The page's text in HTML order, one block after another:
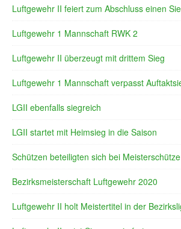
Luftgewehr II feiert zum Abschluss einen
Luftgewehr 1 Mannschaft RWK 2
Luftgewehr II überzeugt mit drittem Sieg
Luftgewehr 1 Mannschaft verpasst
LGII ebenfalls siegreich
LGII startet mit Heimsieg in die Saison
Schützen beteiligten sich bei
Bezirksmeisterschaft Luftgewehr 2020
Luftgewehr II holt Meistertitel in der